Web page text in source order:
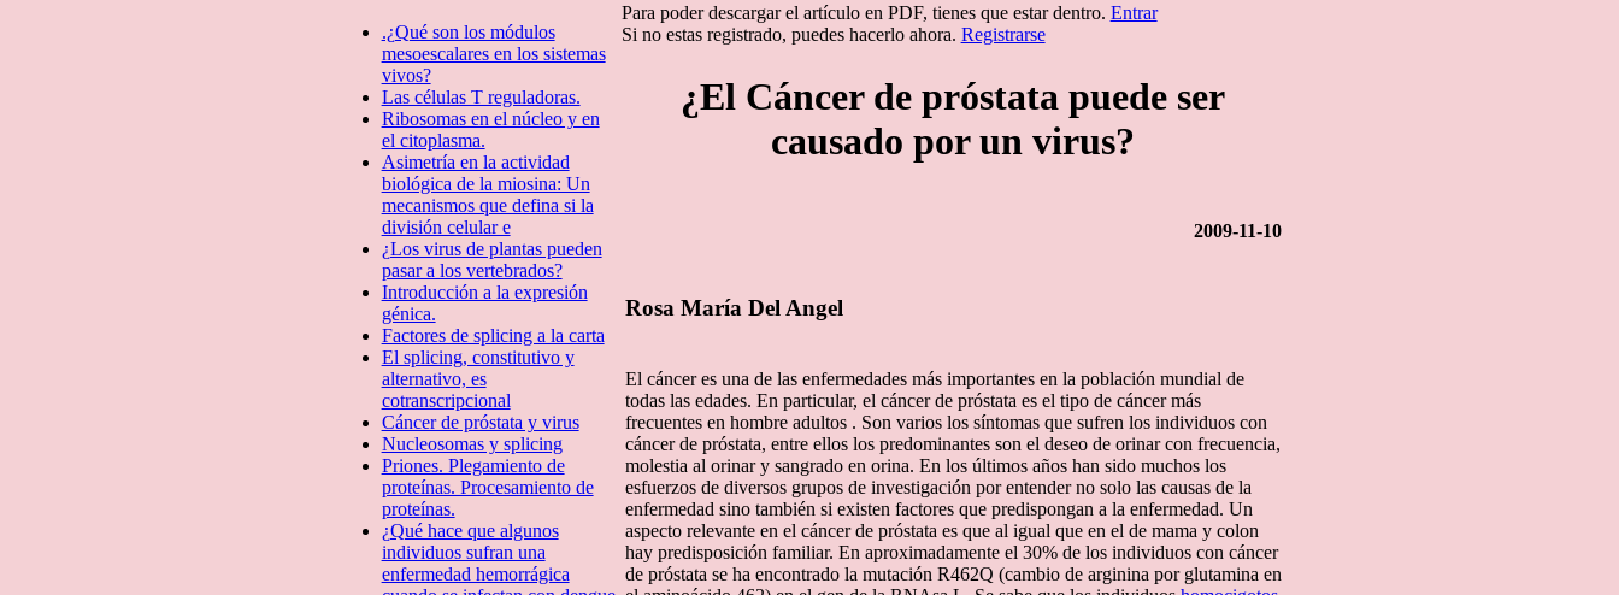
.¿Qué son los módulos
mesoescalares en los sistemas
vivos?
Las células T reguladoras.
Ribosomas en el núcleo y en
el citoplasma.
Asimetría en la actividad
biológica de la miosina: Un
mecanismos que defina si la
división celular e
¿Los virus de plantas pueden
pasar a los vertebrados?
Introducción a la expresión
génica.
Factores de splicing a la carta
El splicing, constitutivo y
alternativo, es
cotranscripcional
Cáncer de próstata y virus
Nucleosomas y splicing
Priones. Plegamiento de
proteí­nas. Procesamiento de
proteínas.
¿Qué hace que algunos
individuos sufran una
enfermedad hemorrágica
Para poder descargar el artículo en PDF, tienes que estar dentro. Entrar
Si no estas registrado, puedes hacerlo ahora. Registrarse
¿El Cáncer de próstata puede ser
causado por un virus?
2009-11-10
Rosa María Del Angel
El cáncer es una de las enfermedades más importantes en la población mundial de
todas las edades. En particular, el cáncer de próstata es el tipo de cáncer más
frecuentes en hombre adultos . Son varios los síntomas que sufren los individuos con
cáncer de próstata, entre ellos los predominantes son el deseo de orinar con frecuencia,
molestia al orinar y sangrado en orina. En los últimos años han sido muchos los
esfuerzos de diversos grupos de investigación por entender no solo las causas de la
enfermedad sino también si existen factores que predispongan a la enfermedad. Un
aspecto relevante en el cáncer de próstata es que al igual que en el de mama y colon
hay predisposición familiar. En aproximadamente el 30% de los individuos con cáncer
de próstata se ha encontrado la mutación R462Q (cambio de arginina por glutamina en